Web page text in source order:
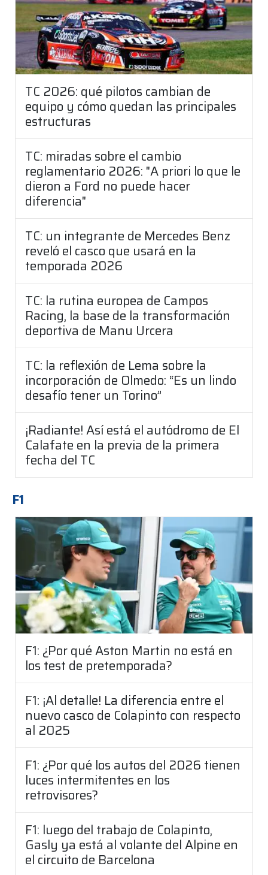
TC 2026: qué pilotos cambian de
equipo y cómo quedan las principales
estructuras
TC: miradas sobre el cambio
reglamentario 2026: "A priori lo que le
dieron a Ford no puede hacer
diferencia"
TC: un integrante de Mercedes Benz
reveló el casco que usará en la
temporada 2026
TC: la rutina europea de Campos
Racing, la base de la transformación
deportiva de Manu Urcera
TC: la reflexión de Lema sobre la
incorporación de Olmedo: “Es un lindo
desafío tener un Torino”
¡Radiante! Así está el autódromo de El
Calafate en la previa de la primera
fecha del TC
F1
F1: ¿Por qué Aston Martin no está en
los test de pretemporada?
F1: ¡Al detalle! La diferencia entre el
nuevo casco de Colapinto con respecto
al 2025
F1: ¿Por qué los autos del 2026 tienen
luces intermitentes en los
retrovisores?
F1: luego del trabajo de Colapinto,
Gasly ya está al volante del Alpine en
el circuito de Barcelona